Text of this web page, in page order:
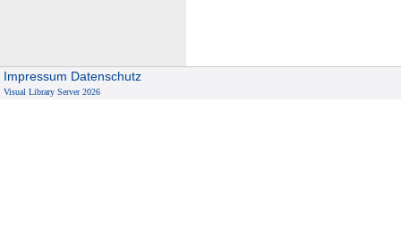
Impressum Datenschutz
Visual Library Server 2026